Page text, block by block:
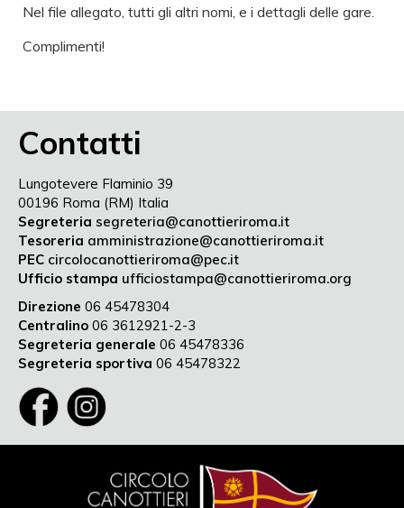
Nel file allegato, tutti gli altri nomi, e i dettagli delle gare.
Complimenti!
Contatti
Lungotevere Flaminio 39
00196 Roma (RM) Italia
Segreteria segreteria@canottieriroma.it
Tesoreria amministrazione@canottieriroma.it
PEC circolocanottieriroma@pec.it
Ufficio stampa ufficiostampa@canottieriroma.org
Direzione 06 45478304
Centralino 06 3612921-2-3
Segreteria generale 06 45478336
Segreteria sportiva 06 45478322